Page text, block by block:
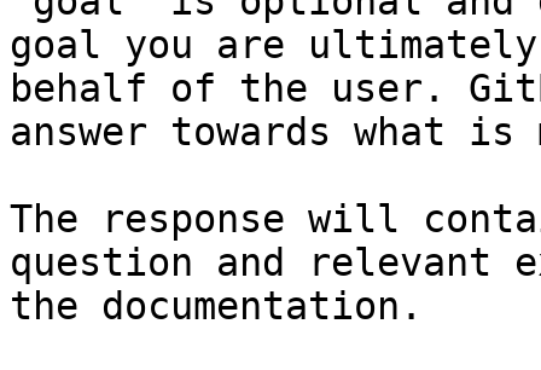
goal you are
behalf of the user.
answer towards what
The response will
question and relevant
the documentation.